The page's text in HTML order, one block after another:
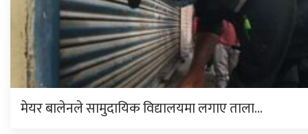
मेयर बालेनले सामुदायिक विद्यालयमा लगाए ताला…